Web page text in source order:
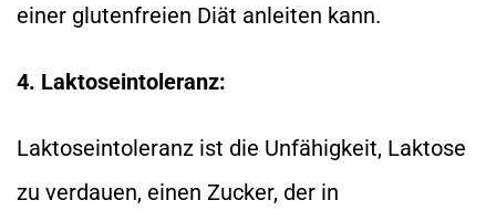
einer glutenfreien Diät anleiten kann.
4. Laktoseintoleranz:
Laktoseintoleranz ist die Unfähigkeit, Laktose
zu verdauen, einen Zucker, der in